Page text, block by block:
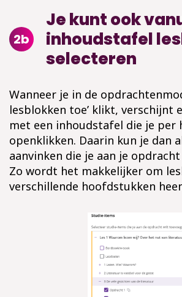
2b
Je kunt ook
inhoudstafel
selecteren
Wanneer je in de
lesblokken toe’ klikt, verschijnt
met een inhoudstafel die je
openklikken. Daarin kun je dan
aanvinken die je aan je
Zo wordt het makkelijker om
verschillende hoofdstukken